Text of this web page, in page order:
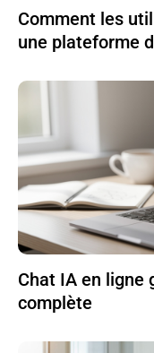
Comment les
une plateforme
Chat IA en ligne
complète